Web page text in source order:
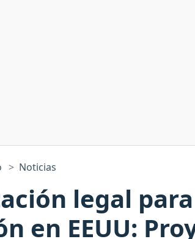
Noticias
legal
en EEUU: